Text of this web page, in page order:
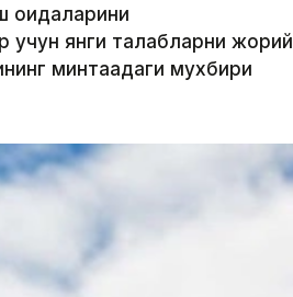
қоидаларини
учун янги талабларни жорий
минтақадаги мухбири